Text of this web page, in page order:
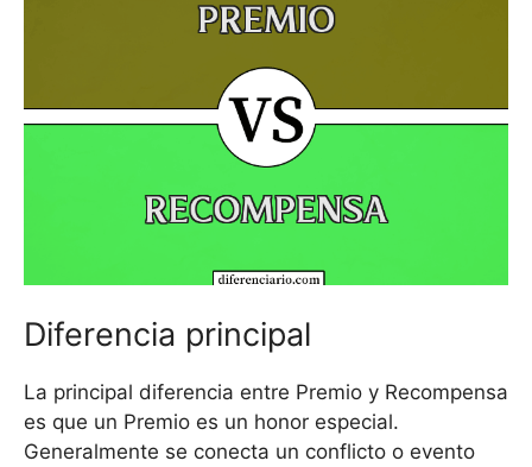
Diferencia principal
La principal diferencia entre Premio y Recompensa
es que un Premio es un honor especial.
Generalmente se conecta un conflicto o evento